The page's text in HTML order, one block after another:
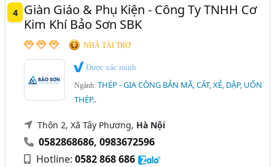
4
Giàn Giáo & Phụ Kiện - Công Ty TNHH Cơ
Kim Khí Bảo Sơn SBK
NHÀ TÀI TRỢ
Được xác minh
Ngành:THÉP - GIA CÔNG BẢN MÃ, CẮT, XẺ, DẬP, UỐN
THÉP..
Thôn 2, Xã Tây Phương, Hà Nội
0582868686,0983672596
Hotline:0582 868 686